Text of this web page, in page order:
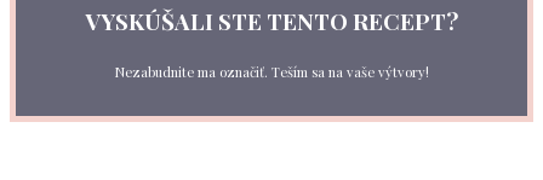
VYSKÚŠALI STE TENTO RECEPT?
Nezabudnite ma označiť. Teším sa na vaše výtvory!